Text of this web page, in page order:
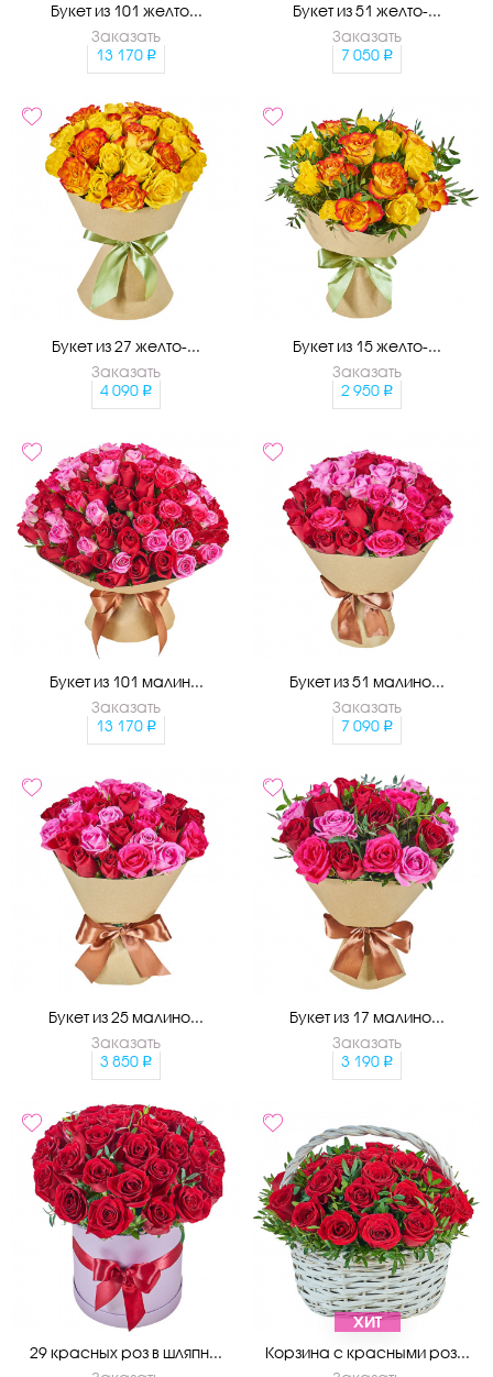
Букет из 101 желто...
Заказать
13 170
Букет из 51 желто-...
Заказать
7 050
Букет из 27 желто-...
Заказать
4 090
Букет из 15 желто-...
Заказать
2 950
Букет из 101 малин...
Заказать
13 170
Букет из 51 малино...
Заказать
7 090
Букет из 25 малино...
Заказать
3 850
Букет из 17 малино...
Заказать
3 190
29 красных роз в шляпн...
ХИТ
Корзина с красными роз...